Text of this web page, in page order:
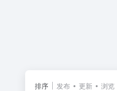
排序 发布 更新 浏览